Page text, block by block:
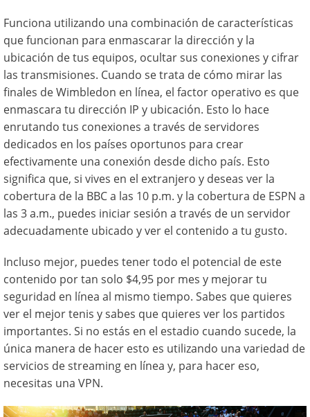
Funciona utilizando una combinación de características
que funcionan para enmascarar la dirección y la
ubicación de tus equipos, ocultar sus conexiones y cifrar
las transmisiones. Cuando se trata de cómo mirar las
finales de Wimbledon en línea, el factor operativo es que
enmascara tu dirección IP y ubicación. Esto lo hace
enrutando tus conexiones a través de servidores
dedicados en los países oportunos para crear
efectivamente una conexión desde dicho país. Esto
significa que, si vives en el extranjero y deseas ver la
cobertura de la BBC a las 10 p.m. y la cobertura de ESPN a
las 3 a.m., puedes iniciar sesión a través de un servidor
adecuadamente ubicado y ver el contenido a tu gusto.
Incluso mejor, puedes tener todo el potencial de este
contenido por tan solo $4,95 por mes y mejorar tu
seguridad en línea al mismo tiempo. Sabes que quieres
ver el mejor tenis y sabes que quieres ver los partidos
importantes. Si no estás en el estadio cuando sucede, la
única manera de hacer esto es utilizando una variedad de
servicios de streaming en línea y, para hacer eso,
necesitas una VPN.